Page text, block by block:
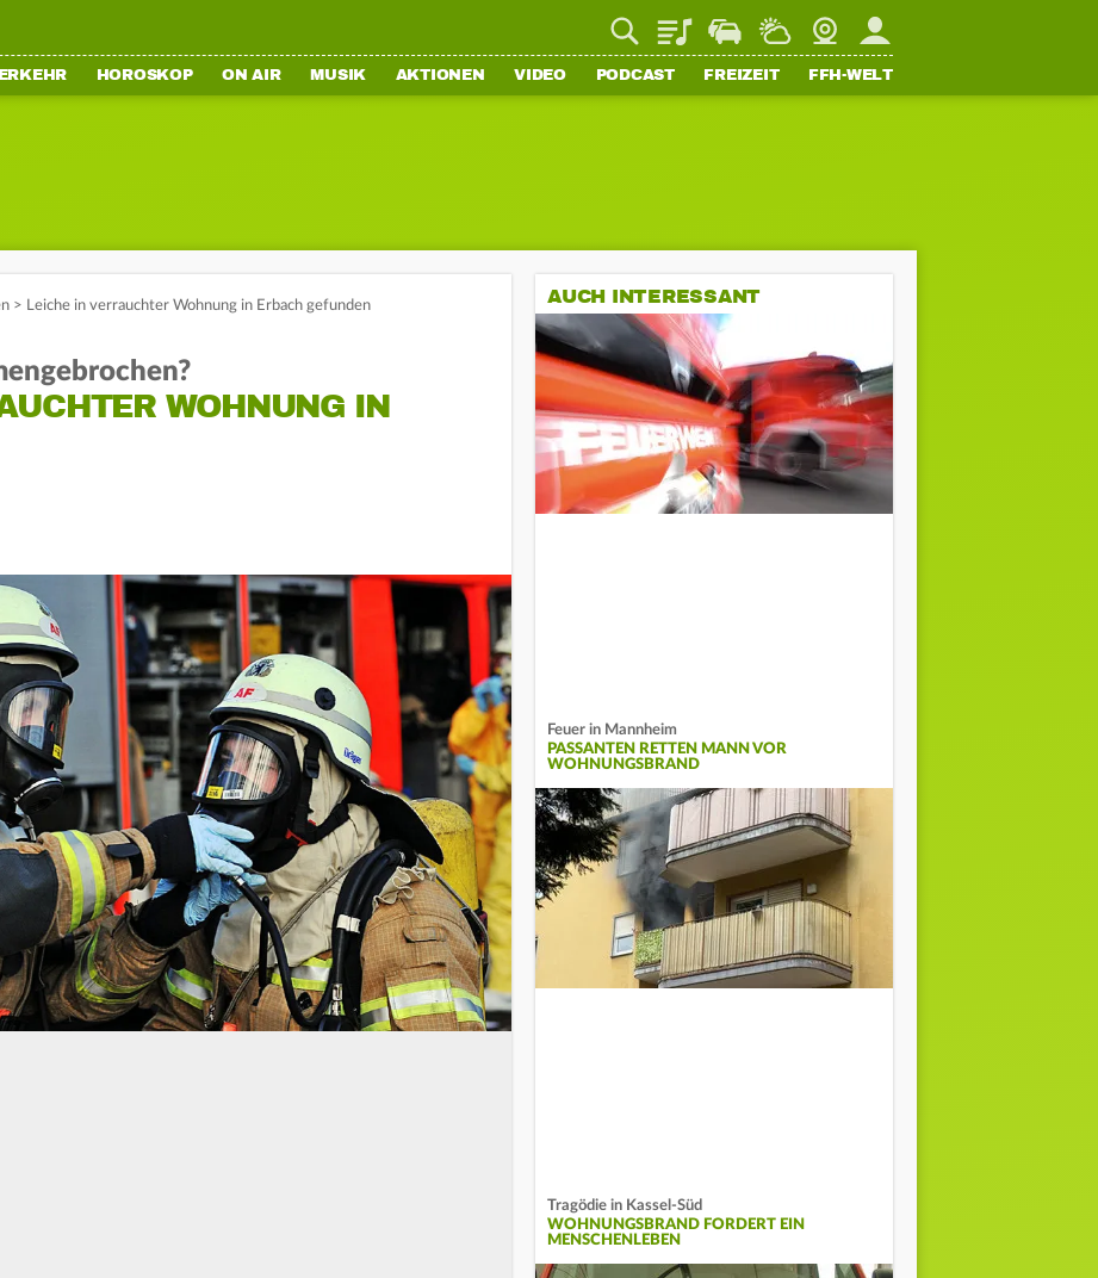
PlaylistStaupilotWetterWebcamMein FFH
HOROSKOP ON AIR MUSIK AKTIONEN VIDEO PODCAST FREIZEIT FFH-WELT
> Leiche in verrauchter Wohnung in Erbach gefunden
WOHNUNG IN
AUCH INTERESSANT
Feuer in Mannheim
PASSANTEN RETTEN MANN VOR
WOHNUNGSBRAND
Tragödie in Kassel-Süd
WOHNUNGSBRAND FORDERT EIN
MENSCHENLEBEN